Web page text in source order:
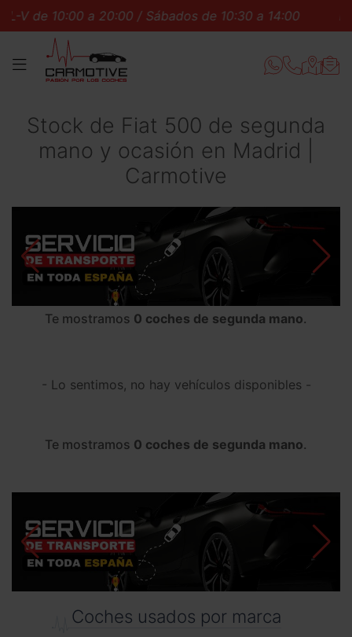
V de 10:00 a 20:00 / Sábados de 10:30 a 14:00 L-
MENÚ
Stock de Fiat 500 de segunda
mano y ocasión en Madrid |
Carmotive
Te mostramos 0 coches de segunda mano.
- Lo sentimos, no hay vehículos disponibles -
Te mostramos 0 coches de segunda mano.
Coches usados por marca